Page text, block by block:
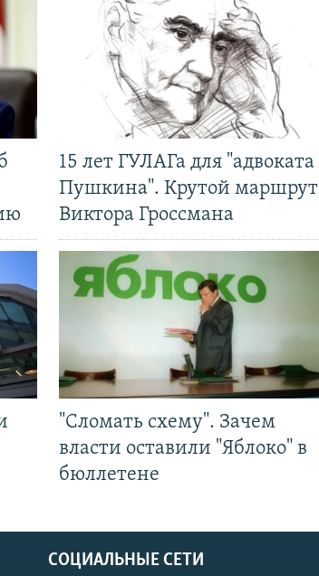
15 лет ГУЛАГа для "адвоката
Пушкина". Крутой маршрут
Виктора Гроссмана
"Сломать схему". Зачем
власти оставили "Яблоко" в
бюллетене
СОЦИАЛЬНЫЕ СЕТИ